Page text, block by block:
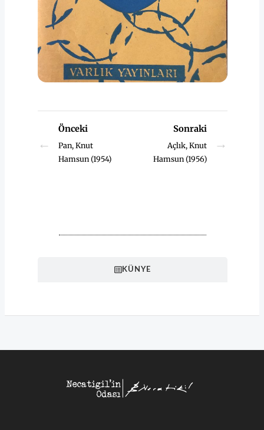
←
Önceki
Pan, Knut
Hamsun (1954)
Sonraki
Açlık, Knut
Hamsun (1956)
→
KÜNYE